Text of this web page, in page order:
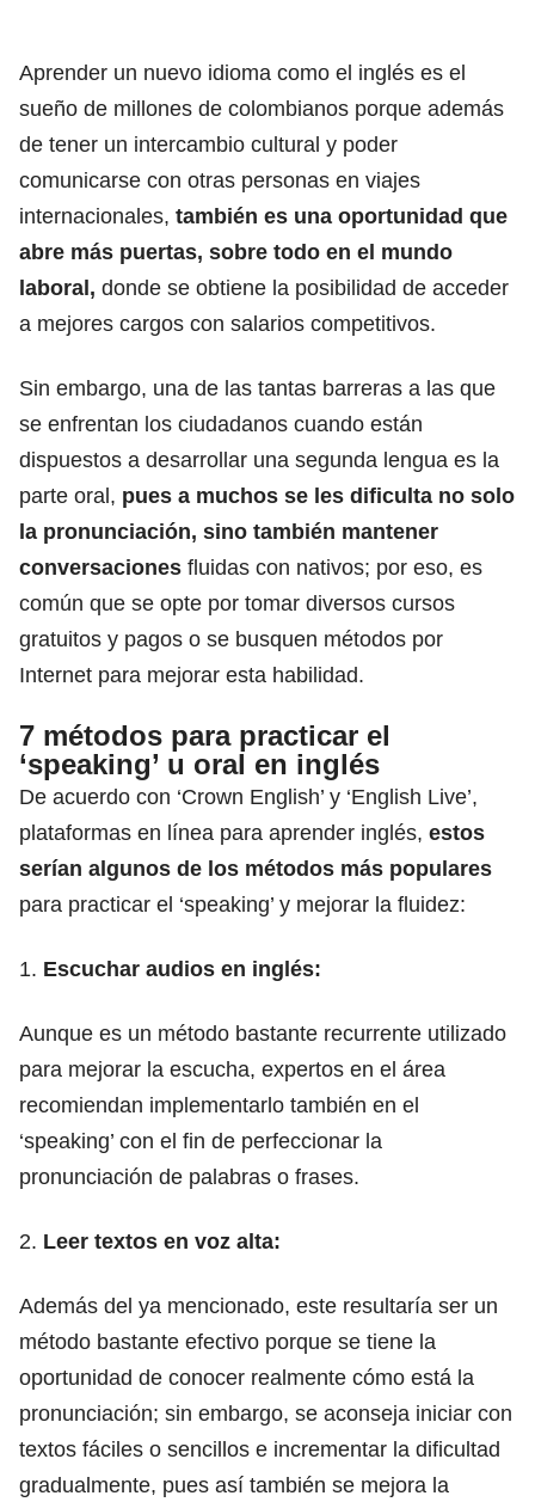
Aprender un nuevo idioma como el inglés es el
sueño de millones de colombianos porque además
de tener un intercambio cultural y poder
comunicarse con otras personas en viajes
internacionales, también es una oportunidad que
abre más puertas, sobre todo en el mundo
laboral, donde se obtiene la posibilidad de acceder
a mejores cargos con salarios competitivos.
Sin embargo, una de las tantas barreras a las que
se enfrentan los ciudadanos cuando están
dispuestos a desarrollar una segunda lengua es la
parte oral, pues a muchos se les dificulta no solo
la pronunciación, sino también mantener
conversaciones fluidas con nativos; por eso, es
común que se opte por tomar diversos cursos
gratuitos y pagos o se busquen métodos por
Internet para mejorar esta habilidad.
7 métodos para practicar el
‘speaking’ u oral en inglés
De acuerdo con ‘Crown English’ y ‘English Live’,
plataformas en línea para aprender inglés, estos
serían algunos de los métodos más populares
para practicar el ‘speaking’ y mejorar la fluidez:
1. Escuchar audios en inglés:
Aunque es un método bastante recurrente utilizado
para mejorar la escucha, expertos en el área
recomiendan implementarlo también en el
‘speaking’ con el fin de perfeccionar la
pronunciación de palabras o frases.
2. Leer textos en voz alta:
Además del ya mencionado, este resultaría ser un
método bastante efectivo porque se tiene la
oportunidad de conocer realmente cómo está la
pronunciación; sin embargo, se aconseja iniciar con
textos fáciles o sencillos e incrementar la dificultad
gradualmente, pues así también se mejora la